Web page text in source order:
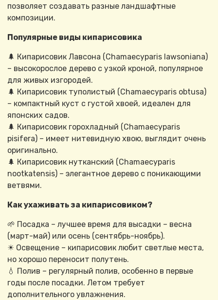
позволяет создавать разные ландшафтные
композиции.
Популярные виды кипарисовика
🌲 Кипарисовик Лавсона (Chamaecyparis lawsoniana)
– высокорослое дерево с узкой кроной, популярное
для живых изгородей.
🌲 Кипарисовик туполистый (Chamaecyparis obtusa)
– компактный куст с густой хвоей, идеален для
японских садов.
🌲 Кипарисовик горохладный (Chamaecyparis
pisifera) – имеет нитевидную хвою, выглядит очень
оригинально.
🌲 Кипарисовик нутканский (Chamaecyparis
nootkatensis) – элегантное дерево с поникающими
ветвями.
Как ухаживать за кипарисовиком?
🌱 Посадка – лучшее время для высадки – весна
(март-май) или осень (сентябрь-ноябрь).
☀ Освещение – кипарисовик любит светлые места,
но хорошо переносит полутень.
💧 Полив – регулярный полив, особенно в первые
годы после посадки. Летом требует
дополнительного увлажнения.